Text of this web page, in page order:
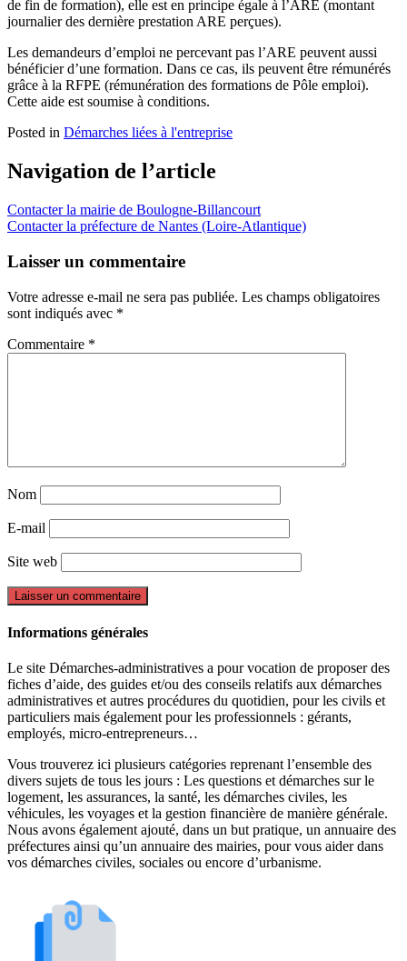
de fin de formation), elle est en principe égale à l’ARE (montant
journalier des dernière prestation ARE perçues).
Les demandeurs d’emploi ne percevant pas l’ARE peuvent aussi
bénéficier d’une formation. Dans ce cas, ils peuvent être rémunérés
grâce à la RFPE (rémunération des formations de Pôle emploi).
Cette aide est soumise à conditions.
Posted in Démarches liées à l'entreprise
Navigation de l’article
Contacter la mairie de Boulogne-Billancourt
Contacter la préfecture de Nantes (Loire-Atlantique)
Laisser un commentaire
Votre adresse e-mail ne sera pas publiée. Les champs obligatoires
sont indiqués avec *
Commentaire *
Nom
E-mail
Site web
Informations générales
Le site Démarches-administratives a pour vocation de proposer des
fiches d’aide, des guides et/ou des conseils relatifs aux démarches
administratives et autres procédures du quotidien, pour les civils et
particuliers mais également pour les professionnels : gérants,
employés, micro-entrepreneurs…
Vous trouverez ici plusieurs catégories reprenant l’ensemble des
divers sujets de tous les jours : Les questions et démarches sur le
logement, les assurances, la santé, les démarches civiles, les
véhicules, les voyages et la gestion financière de manière générale.
Nous avons également ajouté, dans un but pratique, un annuaire des
préfectures ainsi qu’un annuaire des mairies, pour vous aider dans
vos démarches civiles, sociales ou encore d’urbanisme.